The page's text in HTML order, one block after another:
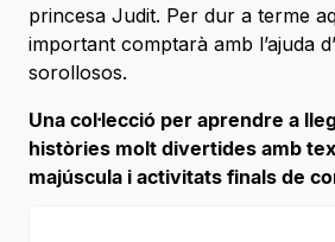
princesa Judit. Per dur a terme
important comptarà amb l’ajuda
sorollosos.
Una col·lecció per aprendre a
històries molt divertides amb
majúscula i activitats finals de